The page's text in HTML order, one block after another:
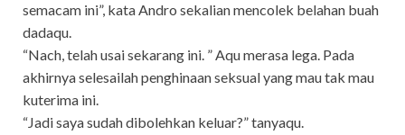
semacam ini”, kata Andro sekalian mencolek belahan buah
dadaqu.
“Nach, telah usai sekarang ini. ” Aqu merasa lega. Pada
akhirnya selesailah penghinaan seksual yang mau tak mau
kuterima ini.
“Jadi saya sudah dibolehkan keluar?” tanyaqu.